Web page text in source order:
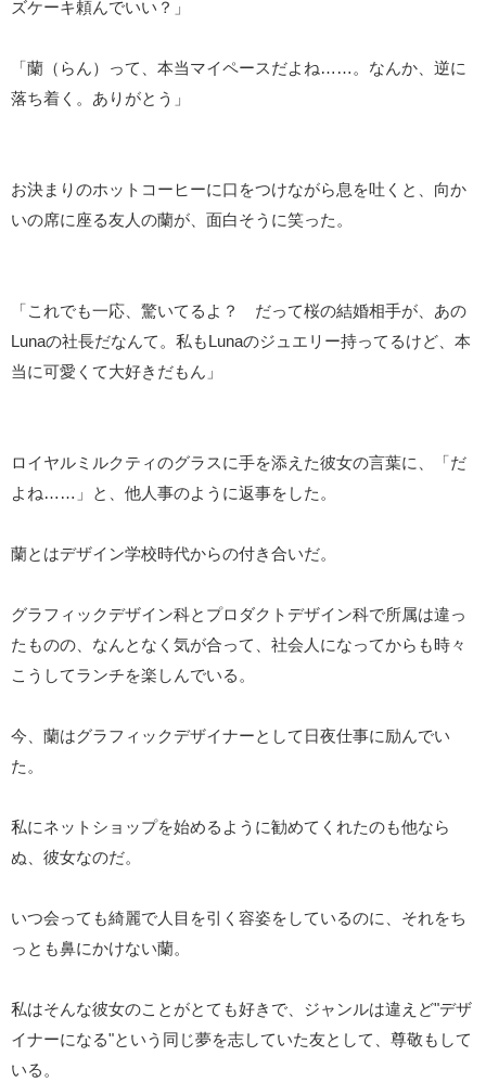
ズケーキ頼んでいい？」
「蘭（らん）って、本当マイペースだよね……。なんか、逆に
落ち着く。ありがとう」
お決まりのホットコーヒーに口をつけながら息を吐くと、向か
いの席に座る友人の蘭が、面白そうに笑った。
「これでも一応、驚いてるよ？ だって桜の結婚相手が、あの
Lunaの社長だなんて。私もLunaのジュエリー持ってるけど、本
当に可愛くて大好きだもん」
ロイヤルミルクティのグラスに手を添えた彼女の言葉に、「だ
よね……」と、他人事のように返事をした。
蘭とはデザイン学校時代からの付き合いだ。
グラフィックデザイン科とプロダクトデザイン科で所属は違っ
たものの、なんとなく気が合って、社会人になってからも時々
こうしてランチを楽しんでいる。
今、蘭はグラフィックデザイナーとして日夜仕事に励んでい
た。
私にネットショップを始めるように勧めてくれたのも他なら
ぬ、彼女なのだ。
いつ会っても綺麗で人目を引く容姿をしているのに、それをち
っとも鼻にかけない蘭。
私はそんな彼女のことがとても好きで、ジャンルは違えど"デザ
イナーになる"という同じ夢を志していた友として、尊敬もして
いる。